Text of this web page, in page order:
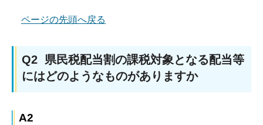
ページの先頭へ戻る
Q2 県民税配当割の課税対象となる配当等
にはどのようなものがありますか
A2